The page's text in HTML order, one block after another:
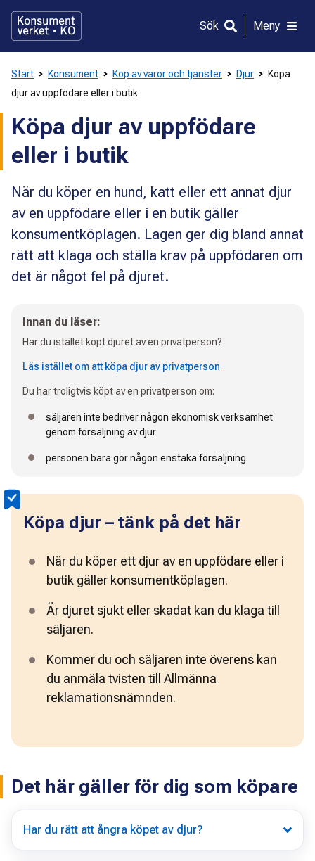
direkt
innehållet
Sök Meny
Start Konsument Köp av varor och tjänster Djur
Köpa
djur av uppfödare eller i butik
Köpa djur av uppfödare
eller i butik
När du köper en hund, katt eller ett annat djur
av en uppfödare eller i en butik gäller
konsumentköplagen. Lagen ger dig bland annat
rätt att klaga och ställa krav på uppfödaren om
det är något fel på djuret.
Innan du läser:
Har du istället köpt djuret av en privatperson?
Läs istället om att köpa djur av privatperson
Du har troligtvis köpt av en privatperson om:
säljaren inte bedriver någon ekonomisk verksamhet
genom försäljning av djur
personen bara gör någon enstaka försäljning.
Köpa djur – tänk på det här
När du köper ett djur av en uppfödare eller i
butik gäller konsumentköplagen.
Är djuret sjukt eller skadat kan du klaga till
säljaren.
Kommer du och säljaren inte överens kan
du anmäla tvisten till Allmänna
reklamationsnämnden.
Det här gäller för dig som köpare
Har du rätt att ångra köpet av djur?